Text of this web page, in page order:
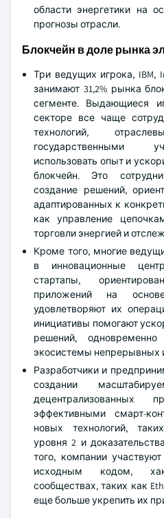
области энергетики на
прогнозы отрасли.
Блокчейн в доле рынка
Три ведущих игрока, IBM,
занимают 31,2% рынка
сегменте. Выдающиеся
секторе все чаще
технологий,
государственными
использовать опыт и
блокчейн. Это
создание решений,
адаптированных к
как управление
торговли энергией и
Кроме того, многие
в инновационные
стартапы,
приложений на
удовлетворяют их
инициативы помогают
решений,
экосистемы непрерывных
Разработчики и
создании
децентрализованных
эффективными смарт-
новых технологий,
уровня 2 и
того, компании
исходным кодом,
сообществах, таких как
еще больше укрепить их